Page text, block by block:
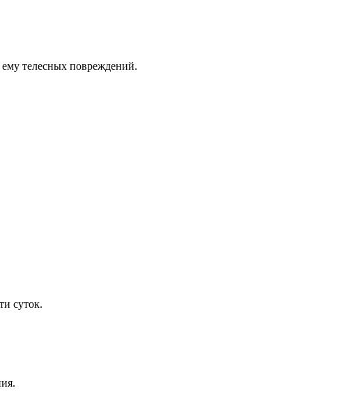
ему телесных повреждений.
суток.